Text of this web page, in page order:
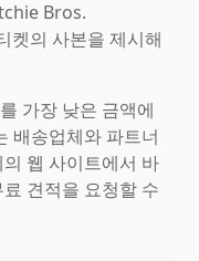
Bros.
켓의 사본을 제시해
가장 낮은 금액에
배송업체와 파트너
웹 사이트에서 바
견적을 요청할 수